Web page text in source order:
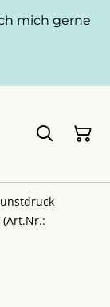
mich gerne